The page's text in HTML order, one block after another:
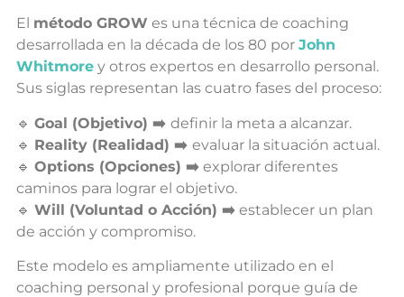
El método GROW es una técnica de coaching
desarrollada en la década de los 80 por John
Whitmore y otros expertos en desarrollo personal.
Sus siglas representan las cuatro fases del proceso:
🔹 Goal (Objetivo) ➡️ definir la meta a alcanzar.
🔹 Reality (Realidad) ➡️ evaluar la situación actual.
🔹 Options (Opciones) ➡️ explorar diferentes
caminos para lograr el objetivo.
🔹 Will (Voluntad o Acción) ➡️ establecer un plan
de acción y compromiso.
Este modelo es ampliamente utilizado en el
coaching personal y profesional porque guía de